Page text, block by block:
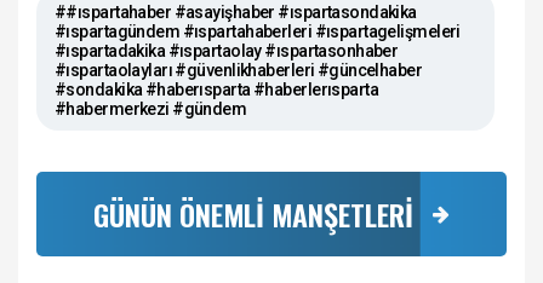
##ıspartahaber #asayişhaber #ıspartasondakika
#ıspartagündem #ıspartahaberleri #ıspartagelişmeleri
#ıspartadakika #ıspartaolay #ıspartasonhaber
#ıspartaolayları #güvenlikhaberleri #güncelhaber
#sondakika #haberısparta #haberlerısparta
#habermerkezi #gündem
GÜNÜN ÖNEMLİ MANŞETLERİ